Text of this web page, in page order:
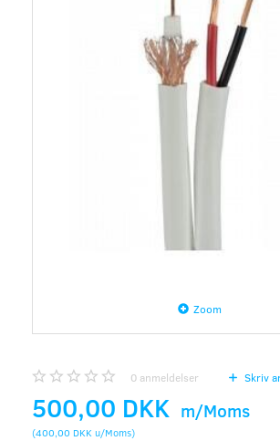
Zoom
0 anmeldelser Skriv
500,00 DKK m/Moms
(400,00 DKK u/Moms)